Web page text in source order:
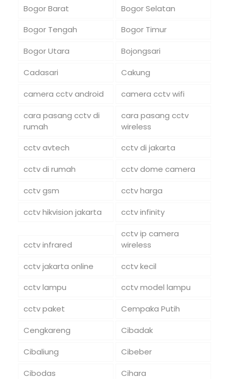
Bogor Barat
Bogor Selatan
Bogor Tengah
Bogor Timur
Bogor Utara
Bojongsari
Cadasari
Cakung
camera cctv android
camera cctv wifi
cara pasang cctv di
rumah
cara pasang cctv
wireless
cctv avtech
cctv di jakarta
cctv di rumah
cctv dome camera
cctv gsm
cctv harga
cctv hikvision jakarta
cctv infinity
cctv infrared
cctv ip camera
wireless
cctv jakarta online
cctv kecil
cctv lampu
cctv model lampu
cctv paket
Cempaka Putih
Cengkareng
Cibadak
Cibaliung
Cibeber
Cibodas
Cihara